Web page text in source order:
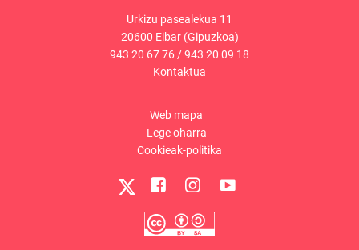
Urkizu pasealekua 11
20600 Eibar (Gipuzkoa)
943 20 67 76/943 20 09 18
Kontaktua
Web mapa
Lege oharra
Cookieak-politika